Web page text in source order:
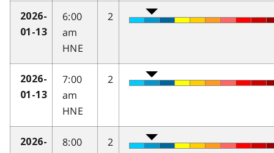
2026-
01-13
6:00
am
HNE
2
2026-
01-13
7:00
am
HNE
2
2026-
8:00
2